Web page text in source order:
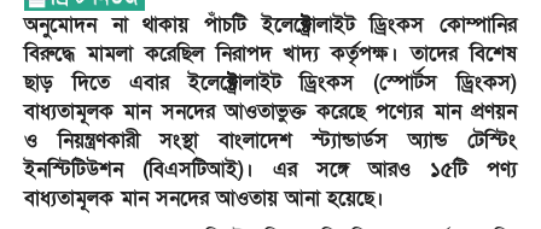
অনুমোদন না থাকায় পাঁচটি ইলেক্ট্রোলাইট ড্রিংকস কোম্পানির
বিরুদ্ধে মামলা করেছিল নিরাপদ খাদ্য কর্তৃপক্ষ। তাদের বিশেষ
ছাড় দিতে এবার ইলেক্ট্রোলাইট ড্রিংকস (স্পোর্টস ড্রিংকস)
বাধ্যতামূলক মান সনদের আওতাভুক্ত করেছে পণ্যের মান প্রণয়ন
ও নিয়ন্ত্রণকারী সংস্থা বাংলাদেশ স্ট্যান্ডার্ডস অ্যান্ড টেস্টিং
ইনস্টিটিউশন (বিএসটিআই)। এর সঙ্গে আরও ১৫টি পণ্য
বাধ্যতামূলক মান সনদের আওতায় আনা হয়েছে।